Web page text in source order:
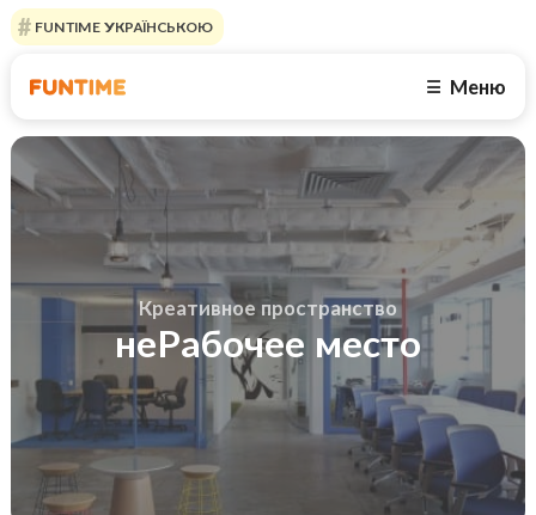
FUNTIME УКРАЇНСЬКОЮ
☰ Меню
Креативное пространство
неРабочее место